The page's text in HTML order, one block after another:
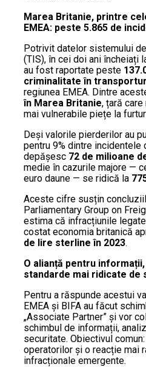
Marea Britanie, printre
EMEA: peste 5.865 de
Potrivit datelor sistemului
(TIS), în cei doi ani încheiați
au fost raportate peste
criminalitate în
regiunea EMEA. Dintre
în Marea Britanie, țară
mai vulnerabile piețe la
Deși valorile pierderilor au
pentru 9% dintre incidentele
depășesc 72 de milioane
medie în cazurile majore —
euro daune — se ridică la
Aceste cifre susțin
Parliamentary Group on
estima că infracțiunile
costat economia britanică
de lire sterline în 2023.
O alianță pentru
standarde mai ridicate de
Pentru a răspunde acestui
EMEA și BIFA au făcut
„Associate Partner” și vor
schimbul de informații,
securitate. Obiectivul
operatorilor și o reacție mai
infracționale emergente.